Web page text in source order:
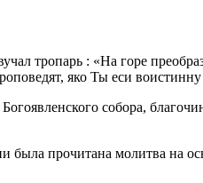
тропарь : «На горе
яко Ты еси
собора,
прочитана молитва на